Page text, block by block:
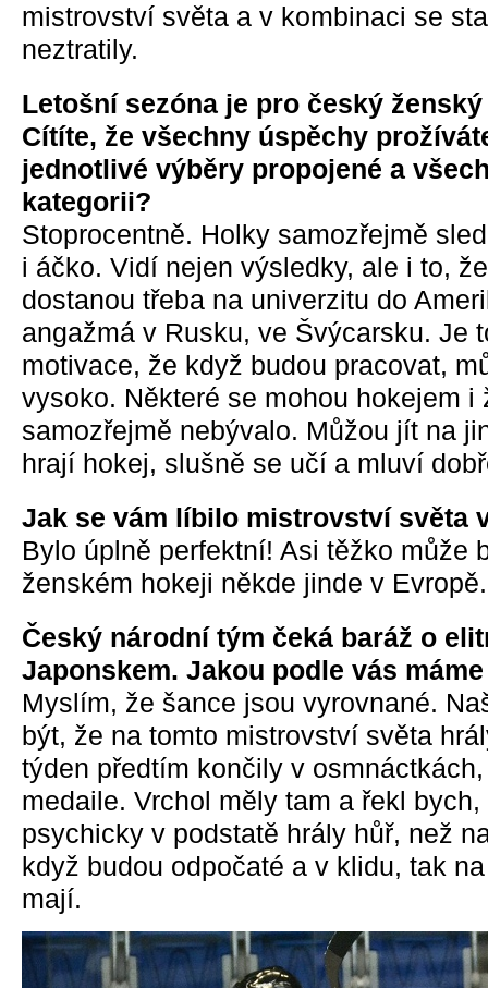
mistrovství světa a v kombinaci se
neztratily.
Letošní sezóna je pro český
Cítíte, že všechny úspěchy
jednotlivé výběry propojené a
kategorii?
Stoprocentně. Holky samozřejmě
i áčko. Vidí nejen výsledky, ale i to,
dostanou třeba na univerzitu do
angažmá v Rusku, ve Švýcarsku. Je
motivace, že když budou pracovat,
vysoko. Některé se mohou hokejem
samozřejmě nebývalo. Můžou jít na
hrají hokej, slušně se učí a mluví
Jak se vám líbilo mistrovství světa
Bylo úplně perfektní! Asi těžko může
ženském hokeji někde jinde v Evropě.
Český národní tým čeká baráž o
Japonskem. Jakou podle vás
Myslím, že šance jsou vyrovnané.
být, že na tomto mistrovství světa
týden předtím končily v
medaile. Vrchol měly tam a řekl
psychicky v podstatě hrály hůř, než
když budou odpočaté a v klidu, tak
mají.